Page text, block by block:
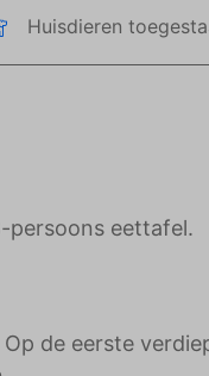
Huisdieren
persoons eettafel.
de eerste
gebruiker. Deze